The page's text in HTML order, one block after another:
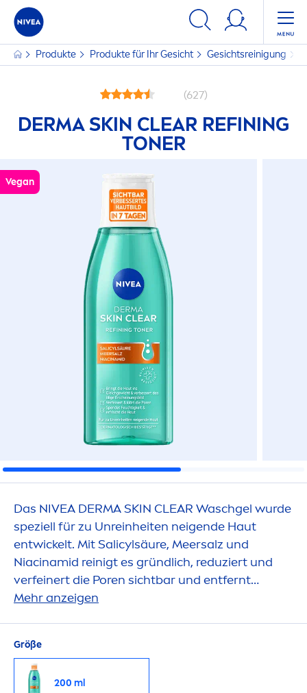
Produkte Produkte für Ihr Gesicht Gesichtsreinigung
(627)
DERMASKIN CLEAR REFINING
TONER
Vegan
Das NIVEA DERMASKIN CLEAR Waschgel wurde
speziell für zu Unreinheiten neigende Haut
entwickelt. Mit Salicylsäure, Meersalz und
Niacinamid reinigt es gründlich, reduziert und
verfeinert die Poren sichtbar und entfernt
Mitesser. Wirksamkeit bei zu Unreinheiten
Mehr anzeigen
Größe
200 ml